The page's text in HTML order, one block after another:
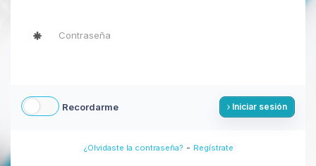
Recordarme Iniciar sesión
¿Olvidaste la contraseña? - Regístrate